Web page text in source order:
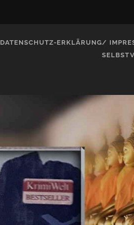
DATENSCHUTZ-ERKLÄRUNG/